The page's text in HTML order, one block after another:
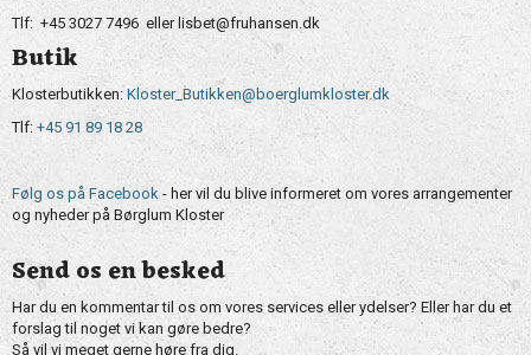
Tlf: +45 3027 7496 ellerlisbet@fruhansen.dk
Butik
Klosterbutikken: Kloster_Butikken@boerglumkloster.dk
Tlf: +45 91 89 18 28
Følg os på Facebook - her vil du blive informeret om vores arrangementer
og nyheder på Børglum Kloster
Send os en besked
Har du en kommentar til os om vores services eller ydelser? Eller har du et
forslag til noget vi kan gøre bedre?
Så vil vi meget gerne høre fra dig.